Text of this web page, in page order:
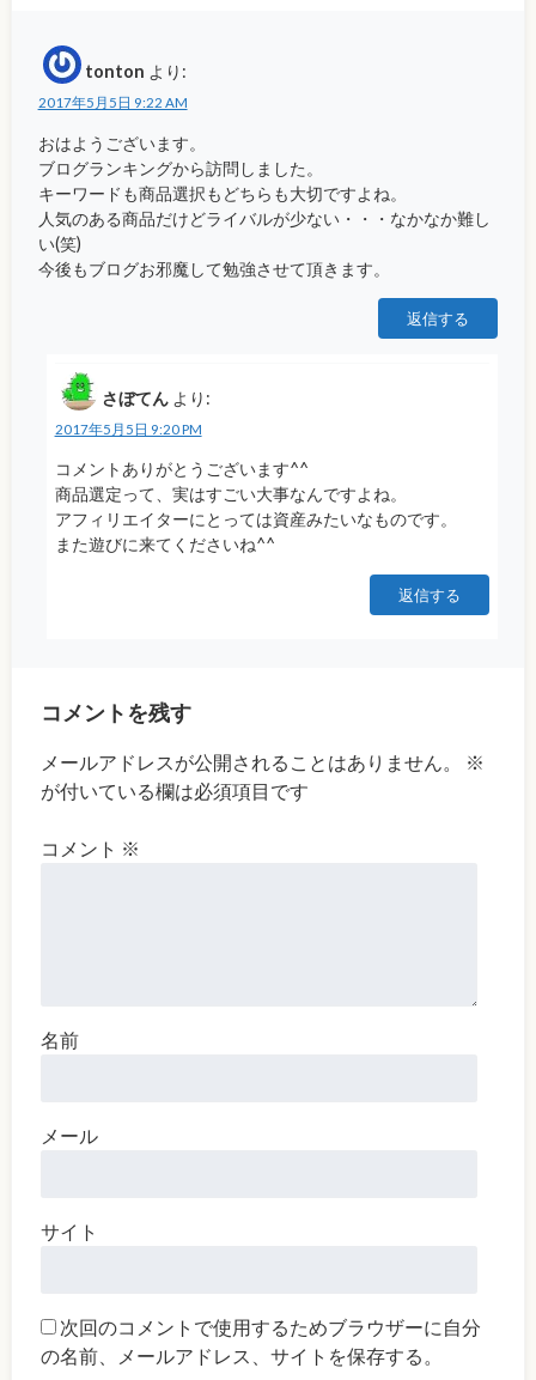
tonton より:
2017年5月5日 9:22 AM
おはようございます。
ブログランキングから訪問しました。
キーワードも商品選択もどちらも大切ですよね。
人気のある商品だけどライバルが少ない・・・なかなか難し
い(笑)
今後もブログお邪魔して勉強させて頂きます。
返信する
さぼてん より:
2017年5月5日 9:20 PM
コメントありがとうございます^^
商品選定って、実はすごい大事なんですよね。
アフィリエイターにとっては資産みたいなものです。
また遊びに来てくださいね^^
返信する
コメントを残す
メールアドレスが公開されることはありません。
※
が付いている欄は必須項目です
コメント ※
名前
メール
サイト
次回のコメントで使用するためブラウザーに自分
の名前、メールアドレス、サイトを保存する。